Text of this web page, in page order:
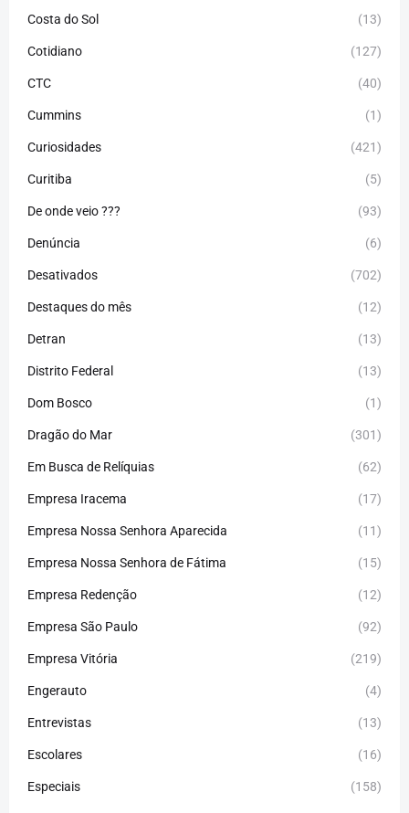
Costa do Sol (13)
Cotidiano (127)
CTC (40)
Cummins (1)
Curiosidades (421)
Curitiba (5)
De onde veio ??? (93)
Denúncia (6)
Desativados (702)
Destaques do mês (12)
Detran (13)
Distrito Federal (13)
Dom Bosco (1)
Dragão do Mar (301)
Em Busca de Relíquias (62)
Empresa Iracema (17)
Empresa Nossa Senhora Aparecida (11)
Empresa Nossa Senhora de Fátima (15)
Empresa Redenção (12)
Empresa São Paulo (92)
Empresa Vitória (219)
Engerauto (4)
Entrevistas (13)
Escolares (16)
Especiais (158)